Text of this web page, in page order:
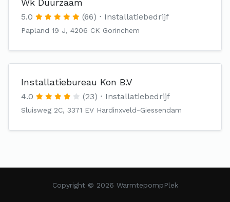
Wk Duurzaam
5.0 (66) Installatiebedrijf
Papland 19 J, 4206 CK Gorinchem
Installatiebureau Kon B.V
4.0 (23) Installatiebedrijf
Sluisweg 2C, 3371 EV Hardinxveld-Giessendam
Copyright © 2026 WarmtepompPlek